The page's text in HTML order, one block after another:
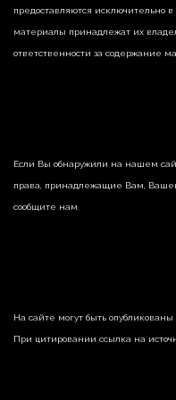
предоставляются исключительно
материалы принадлежат их
ответственности за содержание
Если Вы обнаружили на нашем
права, принадлежащие Вам,
сообщите нам.
На сайте могут быть
При цитировании ссылка на